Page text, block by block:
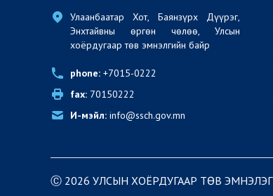
Улаанбаатар Хот, Баянзүрх Дүүрэг,
Энхтайвны өргөн чөлөө, Улсын
хоёрдугаар төв эмнэлгийн байр
phone: +7015-0222
fax: 70150222
И-мэйл: info@ssch.gov.mn
Ⓒ 2026 УЛСЫН ХОЁРДУГААР ТӨВ ЭМНЭЛЭГ